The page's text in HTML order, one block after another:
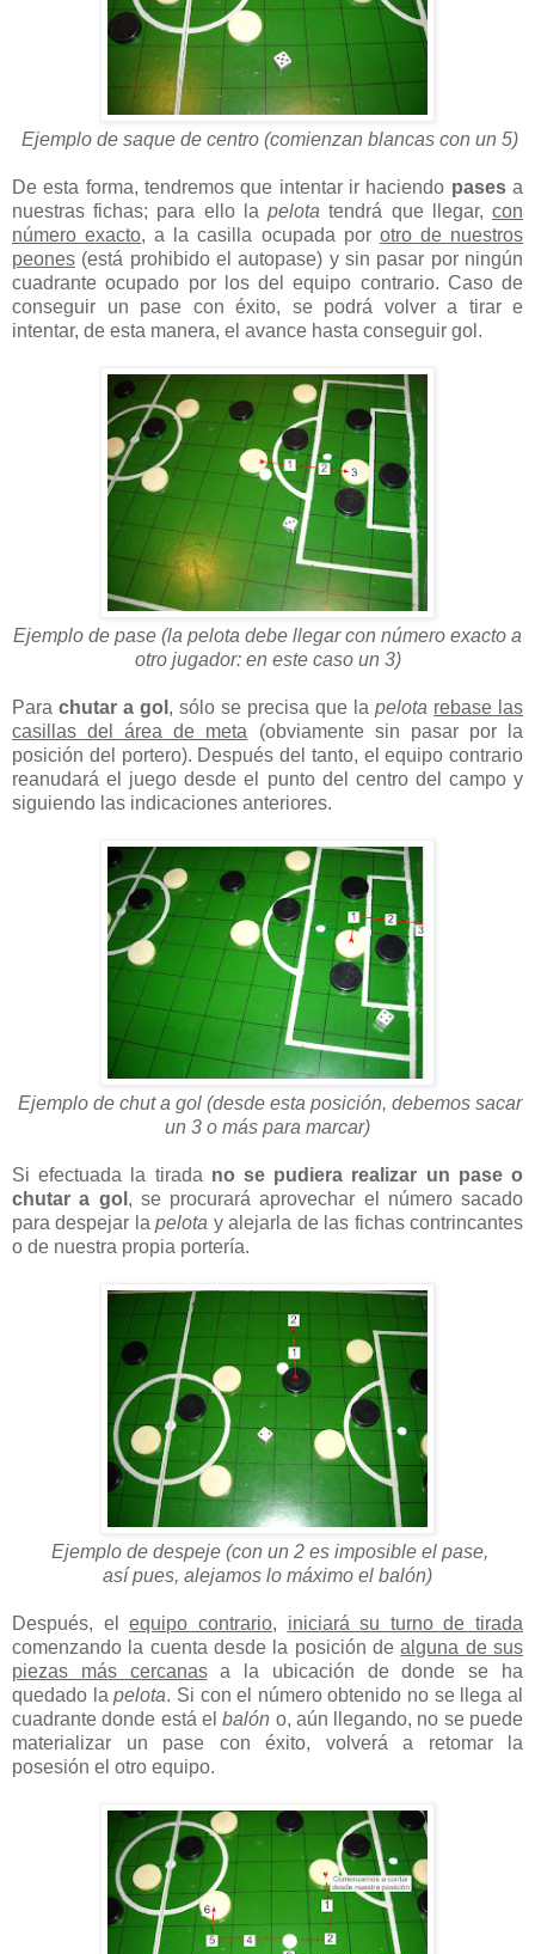
Ejemplo de saque de centro (comienzan blancas con un 5)
De esta forma, tendremos que intentar ir haciendo pasesa
nuestras fichas; para ello lapelota tendrá que llegar,con
número exacto, a la casilla ocupada por otro de nuestros
peones (está prohibido el autopase) y sin pasar por ningún
cuadrante ocupado por los del equipo contrario. Caso de
conseguir un pase con éxito, se podrá volver a tirar e
intentar, de esta manera, el avance hasta conseguir gol.
Ejemplo de pase (la pelota debe llegar con número exacto a
otro jugador: en este caso un 3)
Para chutar a gol , sólo se precisa que la pelota rebase las
casillas del área de meta (obviamente sin pasar por la
posición del portero). Después del tanto, el equipo contrario
reanudará el juego desde el punto del centro del campo y
siguiendo las indicaciones anteriores.
Ejemplo de chut a gol (desde esta posición, debemos sacar
un 3 o más para marcar)
Si efectuada la tirada no se pudiera realizar un pase o
chutar a gol , se procurará aprovechar el número sacado
para despejar lapelota y alejarla de las fichas contrincantes
o de nuestra propia portería.
Ejemplo de despeje (con un 2 es imposible el pase,
así pues, alejamos lo máximo el balón)
Después, elequipo contrario, iniciará su turno de tirada
comenzando la cuenta desde la posición dealguna de sus
piezas más cercanasa la ubicación de donde se ha
quedado lapelota. Si con el número obtenido no se llega al
cuadrante donde está elbalón o, aún llegando, no se puede
materializar un pase con éxito, volverá a retomar la
posesión el otro equipo.